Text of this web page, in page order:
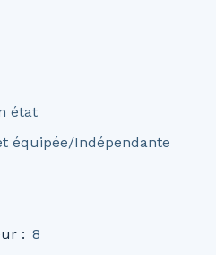
état
équipée/Indépendante
: 8